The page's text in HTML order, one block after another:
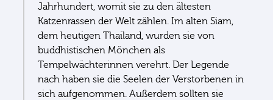
Jahrhundert, womit sie zu den ältesten
Katzenrassen der Welt zählen. Im alten Siam,
dem heutigen Thailand, wurden sie von
buddhistischen Mönchen als
Tempelwächterinnen verehrt. Der Legende
nach haben sie die Seelen der Verstorbenen in
sich aufgenommen. Außerdem sollten sie